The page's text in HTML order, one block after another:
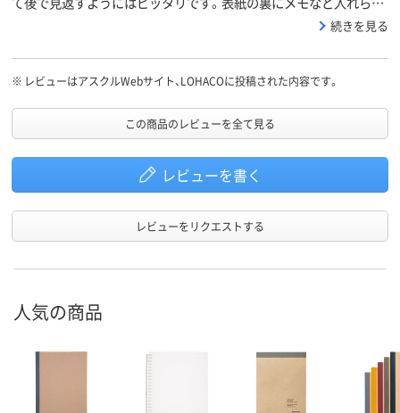
続きを見る
※ レビューはアスクルWebサイト、LOHACOに投稿された内容です。
この商品のレビューを全て見る
レビューを書く
レビューをリクエストする
人気の商品